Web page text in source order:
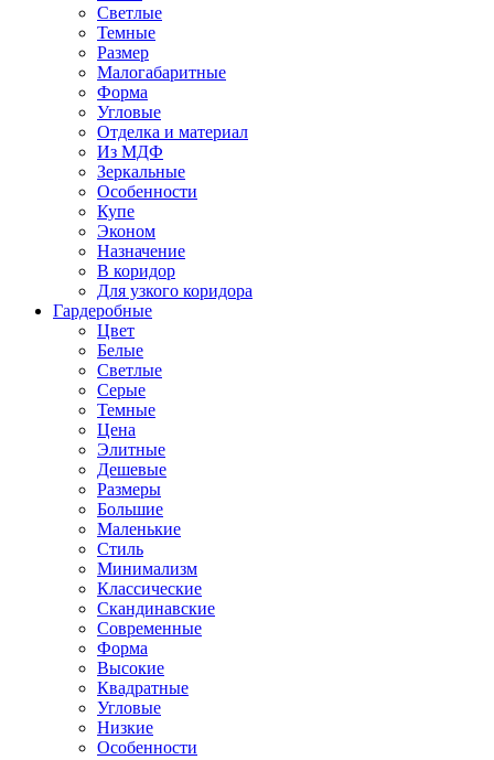
Светлые
Темные
Размер
Малогабаритные
Форма
Угловые
Отделка и материал
Из МДФ
Зеркальные
Особенности
Купе
Эконом
Назначение
В коридор
Для узкого коридора
Гардеробные
Цвет
Белые
Светлые
Серые
Темные
Цена
Элитные
Дешевые
Размеры
Большие
Маленькие
Стиль
Минимализм
Классические
Скандинавские
Современные
Форма
Высокие
Квадратные
Угловые
Низкие
Особенности